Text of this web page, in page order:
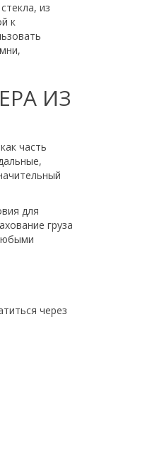
из
к
ИЗ
часть
для
груза
через